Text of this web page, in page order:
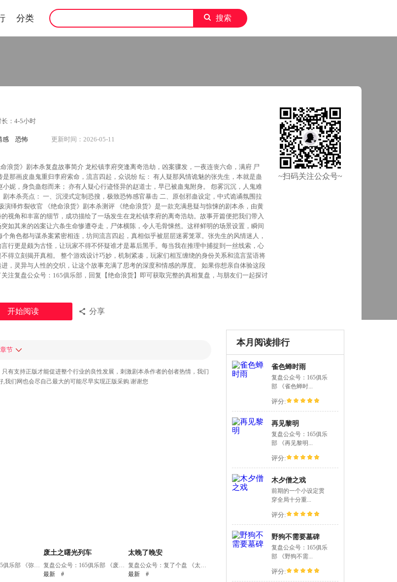
分类 搜索
~扫码关注公众号~
：4-5小时
感 恐怖
更新时间：2026-05-11
浪货》剧本杀复盘故事简介 龙松镇李府突逢离奇浩劫，凶案骤发，一夜连丧六命，满府 尸
那画皮蛊鬼重归李府索命，流言四起，众说纷 纭： 有人疑那风情诡魅的张先生，本就是蛊
小妮，身负蛊怨而来； 亦有人疑心行迹怪异的赵道士，早已被蛊鬼附身。 怨雾沉沉，人鬼难
是一款充满悬疑与惊悚的剧本杀，由黄
视角和丰富的细节，成功描绘了一场发生在龙松镇李府的离奇浩劫。故事开篇便把我们带入
如其来的凶案让六条生命惨遭夺走，尸体横陈，令人毛骨悚然。这样鲜明的场景设置，瞬间
角色都与谋杀案紧密相连，坊间流言四起，真相似乎被层层迷雾笼罩。张先生的风情迷人，
行更是颇为古怪，让玩家不得不怀疑谁才是幕后黑手。每当我在推理中捕捉到一丝线索，心
得立刻揭开真相。 整个游戏设计巧妙，机制紧凑，玩家们相互缠绕的身份关系和流言蜚语将
，灵异与人性的交织，让这个故事充满了思考的深度和情感的厚度。 如果你想亲自体验这段
注复盘公众号：165俱乐部，回复【绝命浪货】即可获取完整的真相复盘，与朋友们一起探讨
开始阅读 分享
本月阅读排行
雀色蝉时雨
复盘公众号：165俱乐
部 《雀色蝉时...
评分:
再见黎明
复盘公众号：165俱乐
部 《再见黎明...
评分:
木夕僧之戏
前期的一个小设定贯
穿全局十分重...
评分:
野狗不需要墓碑
复盘公众号：165俱乐
部 《野狗不需...
评分:
节
有支持正版才能促进整个行业的良性发展，刺激剧本杀作者的创者热情，我们
我们网也会尽自己最大的可能尽早实现正版采购.谢谢您
复盘公众号：165俱乐部 《弥撒》剧...
废土之曙光列车
复盘公众号：165俱乐部 《废土之曙...
最新
#
太晚了晚安
复盘公众号：复了个盘 《太晚了晚...
最新
#